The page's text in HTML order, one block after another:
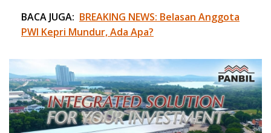
BACA JUGA: BREAKING NEWS: Belasan Anggota
PWI Kepri Mundur, Ada Apa?